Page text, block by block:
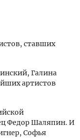
ставших
Галина
артистов
Федор Шаляпин. И
Софья